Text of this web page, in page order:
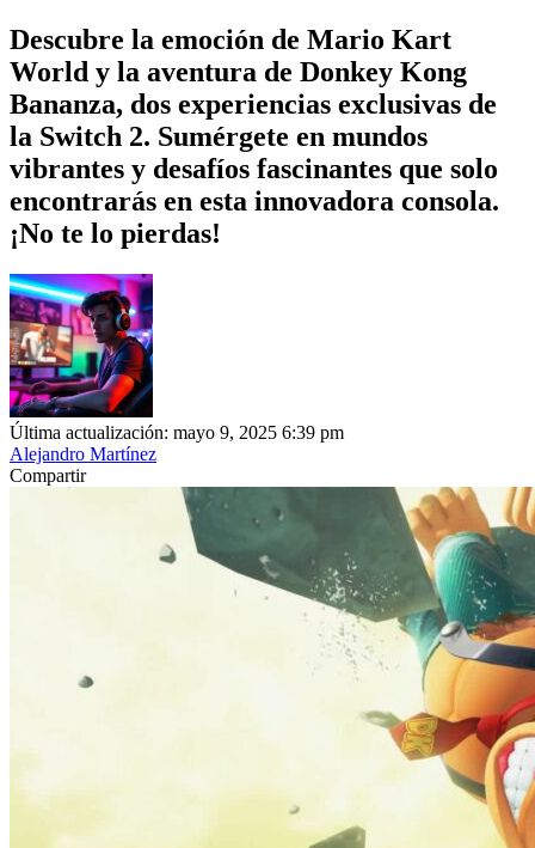
Descubre la emoción de Mario Kart
World y la aventura de Donkey Kong
Bananza, dos experiencias exclusivas de
la Switch 2. Sumérgete en mundos
vibrantes y desafíos fascinantes que solo
encontrarás en esta innovadora consola.
¡No te lo pierdas!
Última actualización: mayo 9, 2025 6:39 pm
Alejandro Martínez
Compartir